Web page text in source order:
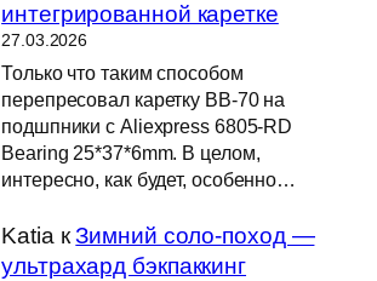
интегрированной каретке
27.03.2026
Только что таким способом
перепресовал каретку BB-70 на
подшпники с Aliexpress 6805-RD
Bearing 25*37*6mm. В целом,
интересно, как будет, особенно…
Katia кЗимний соло-поход —
ультрахард бэкпаккинг